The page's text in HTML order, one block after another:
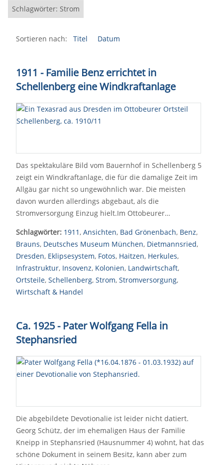
Schlagwörter: Strom
Sortieren nach: Titel Datum
1911 - Familie Benz errichtet in
Schellenberg eine Windkraftanlage
Das spektakuläre Bild vom Bauernhof in Schellenberg 5
zeigt ein Windkraftanlage, die für die damalige Zeit im
Allgäu gar nicht so ungewöhnlich war. Die meisten
davon wurden allerdings abgebaut, als die
Stromversorgung Einzug hielt.Im Ottobeurer…
Schlagwörter: 1911, Ansichten, Bad Grönenbach, Benz,
Brauns, Deutsches Museum München, Dietmannsried,
Dresden, Eklipsesystem, Fotos, Haitzen, Herkules,
Infrastruktur, Insovenz, Kolonien, Landwirtschaft,
Ortsteile, Schellenberg, Strom, Stromversorgung,
Wirtschaft & Handel
Ca. 1925 - Pater Wolfgang Fella in
Stephansried
Die abgebildete Devotionalie ist leider nicht datiert.
Georg Schütz, der im ehemaligen Haus der Familie
Kneipp in Stephansried (Hausnummer 4) wohnt, hat das
schöne Dokument in seinem Besitz, kann aber zum